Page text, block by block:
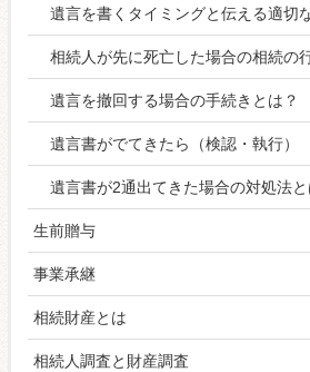
遺言を書くタイミングと伝える適切
相続人が先に死亡した場合の相続の
遺言を撤回する場合の手続きとは？
遺言書がでてきたら（検認・執行）
遺言書が2通出てきた場合の対処法と
生前贈与
事業承継
相続財産とは
相続人調査と財産調査